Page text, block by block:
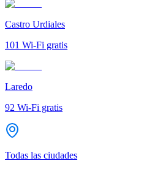
Castro Urdiales
101 Wi-Fi gratis
Laredo
92 Wi-Fi gratis
Todas las ciudades